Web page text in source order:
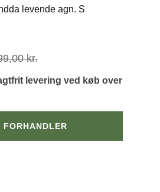
levende agn. S
kr.
pris
pris
levering ved køb over
FORHANDLER